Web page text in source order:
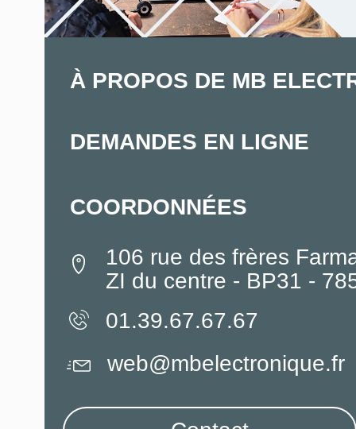
À PROPOS DE MB
DEMANDES EN LIGNE
COORDONNÉES
106 rue des frères
ZI du centre - BP31 -
01.39.67.67.67
web@mbelectronique.fr